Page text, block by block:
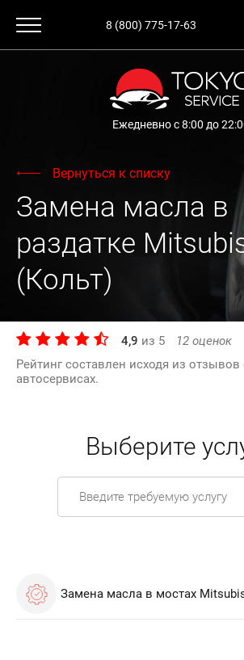
8 (800) 775-17-63
Ежедневно с 8:00 до
Вернуться к списку
Замена масла в
раздатке
(Кольт)
4,9 из 5 12 оценок
Рейтинг составлен исходя из отзывов
автосервисах.
Выберите
Замена масла в мостах